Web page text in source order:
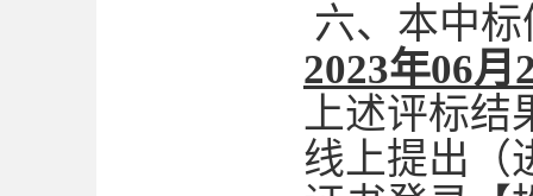
六、本中
2023年06月
上述评标结
线上提出（